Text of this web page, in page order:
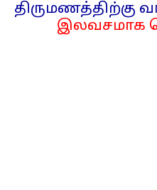
திருமணத்திற்கு
இலவசமாக